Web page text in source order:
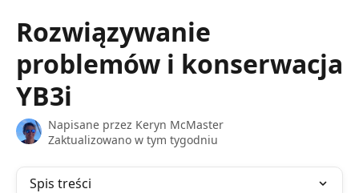
Rozwiązywanie
problemów i konserwacja
YB3i
Napisane przez Keryn McMaster
Zaktualizowano w tym tygodniu
Spis treści